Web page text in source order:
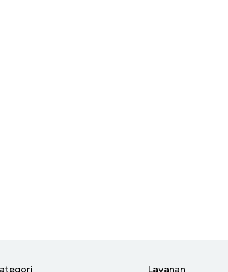
Layanan